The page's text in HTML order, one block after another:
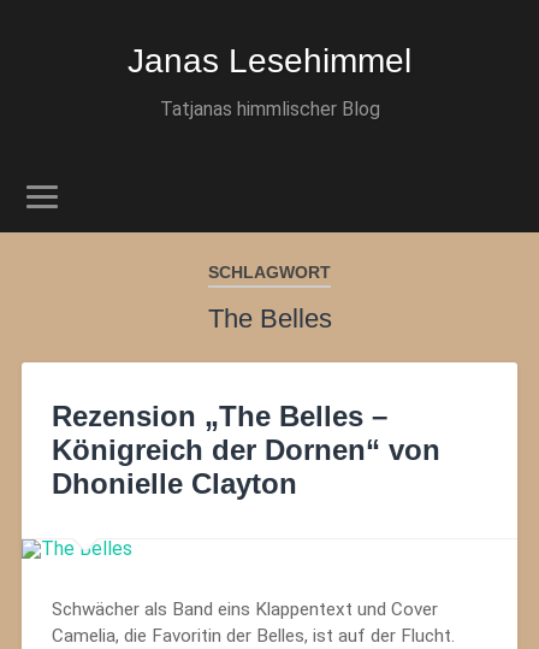
Janas Lesehimmel
Tatjanas himmlischer Blog
SCHLAGWORT
The Belles
Rezension „The Belles –
Königreich der Dornen“ von
Dhonielle Clayton
Schwächer als Band eins Klappentext und Cover
Camelia, die Favoritin der Belles, ist auf der Flucht.